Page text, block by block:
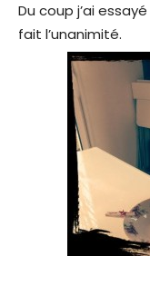
Du coup j’ai essayé
fait l’unanimité.